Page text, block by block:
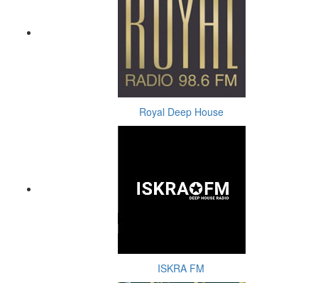
Royal Deep House
ISKRA FM